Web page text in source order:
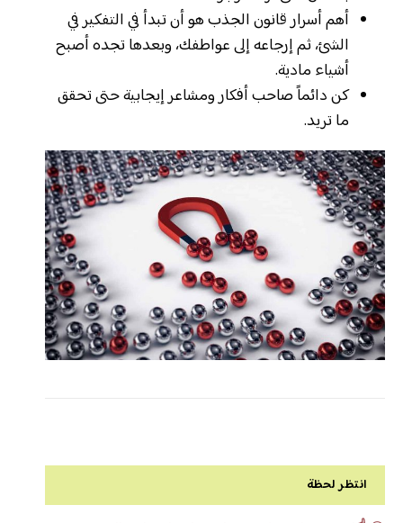
أهم أسرار قانون الجذب هو أن تبدأ في التفكير في
الشئ، ثم إرجاعه إلى عواطفك، وبعدها تجده أصبح
أشياء مادية.
كن دائماً صاحب أفكار ومشاعر إيجابية حتى تحقق
ما تريد.
انتظر لحظة